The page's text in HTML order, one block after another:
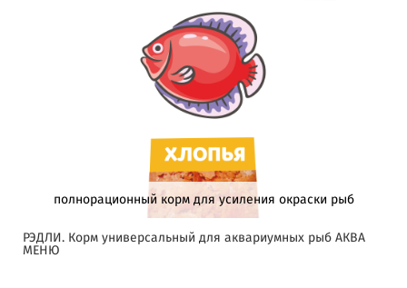
полнорационный корм для усиления окраски рыб
РЭДЛИ. Корм универсальный для аквариумных рыб АКВА
МЕНЮ